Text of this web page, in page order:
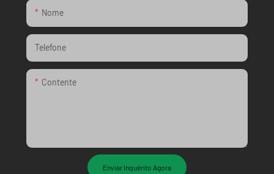
Nome
Telefone
Contente
Enviar Inquérito Agora